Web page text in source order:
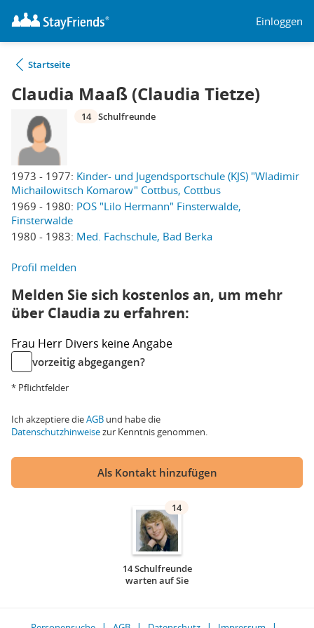
Einloggen
Startseite
Claudia Maaß (Claudia Tietze)
1973 - 1977: Kinder- und Jugendsportschule (KJS) "Wladimir
Michailowitsch Komarow" Cottbus, Cottbus
1969 - 1980: POS "Lilo Hermann" Finsterwalde,
Finsterwalde
1980 - 1983: Med. Fachschule, Bad Berka
14 Schulfreunde
Profil melden
Melden Sie sich kostenlos an, um mehr
über Claudia zu erfahren:
Frau Herr Divers keine Angabe
vorzeitig abgegangen?
* Pflichtfelder
Ich akzeptiere dieAGB und habe die
Datenschutzhinweisezur Kenntnis genommen.
Als Kontakt hinzufügen
14
14 Schulfreunde
warten auf Sie